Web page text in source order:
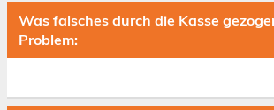
Was falsches durch die Kasse
Problem: